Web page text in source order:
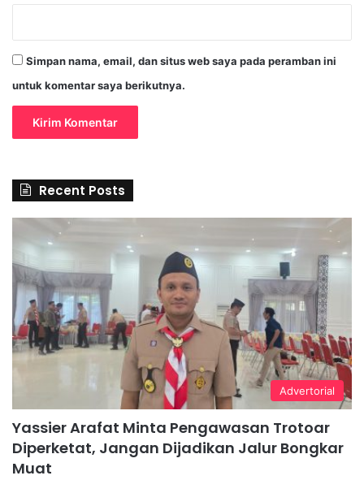
Simpan nama, email, dan situs web saya pada peramban ini
untuk komentar saya berikutnya.
Recent Posts
Advertorial
Yassier Arafat Minta Pengawasan Trotoar
Diperketat, Jangan Dijadikan Jalur Bongkar
Muat